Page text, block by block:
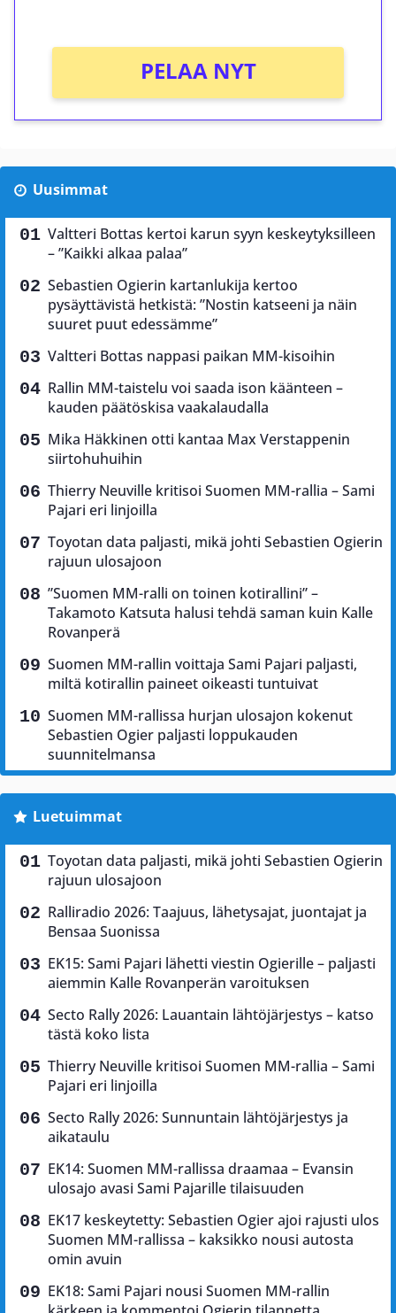
PELAA NYT
Uusimmat
Valtteri Bottas kertoi karun syyn keskeytyksilleen
– ”Kaikki alkaa palaa”
Sebastien Ogierin kartanlukija kertoo
pysäyttävistä hetkistä: ”Nostin katseeni ja näin
suuret puut edessämme”
Valtteri Bottas nappasi paikan MM-kisoihin
Rallin MM-taistelu voi saada ison käänteen –
kauden päätöskisa vaakalaudalla
Mika Häkkinen otti kantaa Max Verstappenin
siirtohuhuihin
Thierry Neuville kritisoi Suomen MM-rallia – Sami
Pajari eri linjoilla
Toyotan data paljasti, mikä johti Sebastien Ogierin
rajuun ulosajoon
”Suomen MM-ralli on toinen kotirallini” –
Takamoto Katsuta halusi tehdä saman kuin Kalle
Rovanperä
Suomen MM-rallin voittaja Sami Pajari paljasti,
miltä kotirallin paineet oikeasti tuntuivat
Suomen MM-rallissa hurjan ulosajon kokenut
Sebastien Ogier paljasti loppukauden
suunnitelmansa
Luetuimmat
Toyotan data paljasti, mikä johti Sebastien Ogierin
rajuun ulosajoon
Ralliradio 2026: Taajuus, lähetysajat, juontajat ja
Bensaa Suonissa
EK15: Sami Pajari lähetti viestin Ogierille – paljasti
aiemmin Kalle Rovanperän varoituksen
Secto Rally 2026: Lauantain lähtöjärjestys – katso
tästä koko lista
Thierry Neuville kritisoi Suomen MM-rallia – Sami
Pajari eri linjoilla
Secto Rally 2026: Sunnuntain lähtöjärjestys ja
aikataulu
EK14: Suomen MM-rallissa draamaa – Evansin
ulosajo avasi Sami Pajarille tilaisuuden
EK17 keskeytetty: Sebastien Ogier ajoi rajusti ulos
Suomen MM-rallissa – kaksikko nousi autosta
omin avuin
EK18: Sami Pajari nousi Suomen MM-rallin